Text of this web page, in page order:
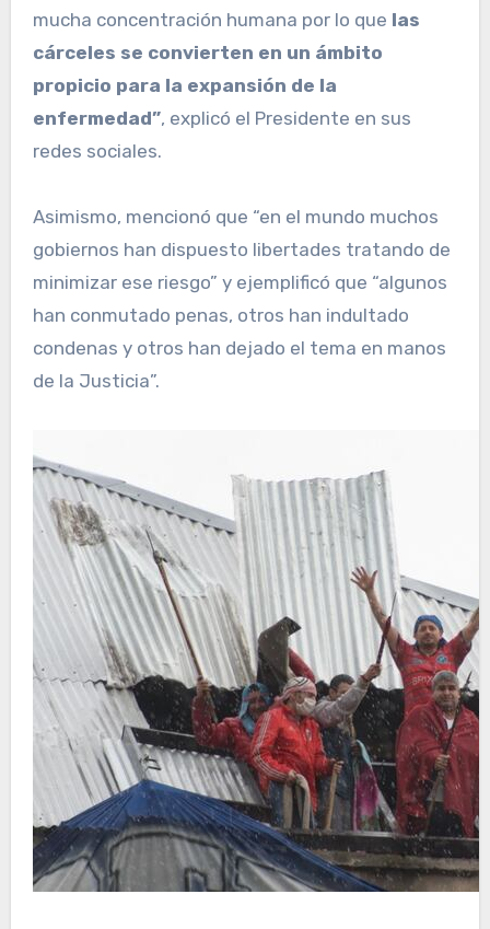
mucha concentración humana por lo que las
cárceles se convierten en un ámbito
propicio para la expansión de la
enfermedad”, explicó el Presidente en sus
redes sociales.
Asimismo, mencionó que “en el mundo muchos
gobiernos han dispuesto libertades tratando de
minimizar ese riesgo” y ejemplificó que “algunos
han conmutado penas, otros han indultado
condenas y otros han dejado el tema en manos
de la Justicia”.